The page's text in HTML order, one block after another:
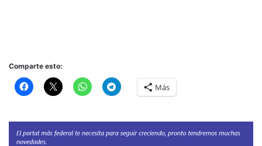
Comparte esto:
Más